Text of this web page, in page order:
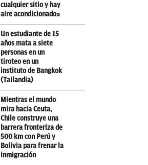
cualquier sitio y hay
aire acondicionado»
Un estudiante de 15
años mata a siete
personas en un
tiroteo en un
instituto de Bangkok
(Tailandia)
Mientras el mundo
mira hacia Ceuta,
Chile construye una
barrera fronteriza de
500 km con Perú y
Bolivia para frenar la
inmigración